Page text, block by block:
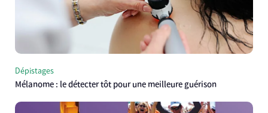
Dépistages
Mélanome : le détecter tôt pour une meilleure guérison